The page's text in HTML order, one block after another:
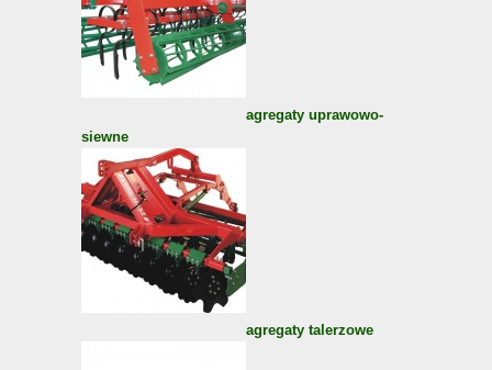
agregaty uprawowo-
siewne
agregaty talerzowe